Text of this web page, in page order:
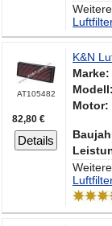
AT105482
82,80 €
Details
K&N
Marke:
Modell:
Motor: